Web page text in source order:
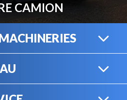
CAMION